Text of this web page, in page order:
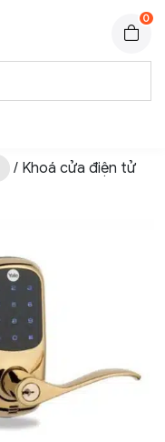
0
/ Khoá cửa điện tử